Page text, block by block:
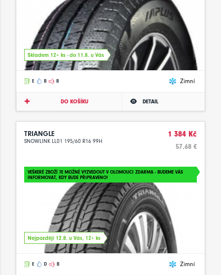
Skladem 12+ ks - do 11.8. u Vás
E B B Zimní
DO KOŠÍKU DETAIL
TRIANGLE
SNOWLINK LL01 195/60 R16 99H
1 384 Kč
57.68 €
VEŠKERÉ ZBOŽÍ JE MOŽNÉ VYZVEDOUT V OLOMOUCI ZDARMA - BUDEME VÁS
INFORMOVAT, KDY BUDE PŘIPRAVENO!
Nejpozději 12.8. u Vás, 12+ ks
E D B Zimní